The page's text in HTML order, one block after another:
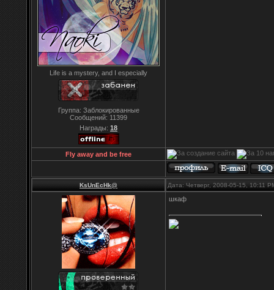
Life is a mystery, and I especially
Группа: Заблокированные
Сообщений: 11399
Награды: 18
Fly away and be free
KsUnEcHk@ Дата: Четверг, 2008-05-15, 10:11
шкаф